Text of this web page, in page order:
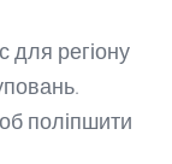
для регіону
поліпшити